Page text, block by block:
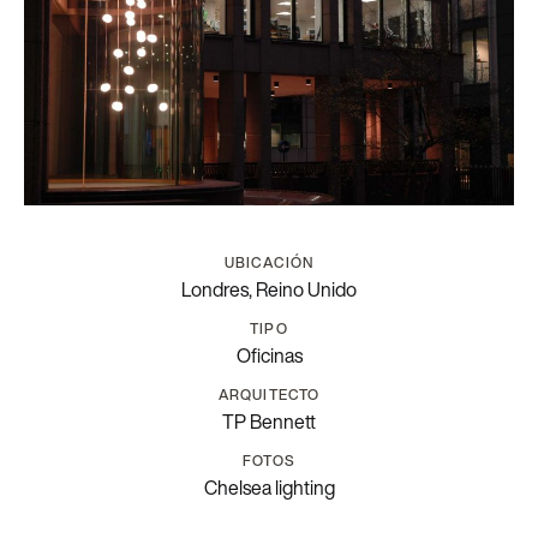
UBICACIÓN
Londres,Reino Unido
TIPO
Oficinas
ARQUITECTO
TP Bennett
FOTOS
Chelsea lighting